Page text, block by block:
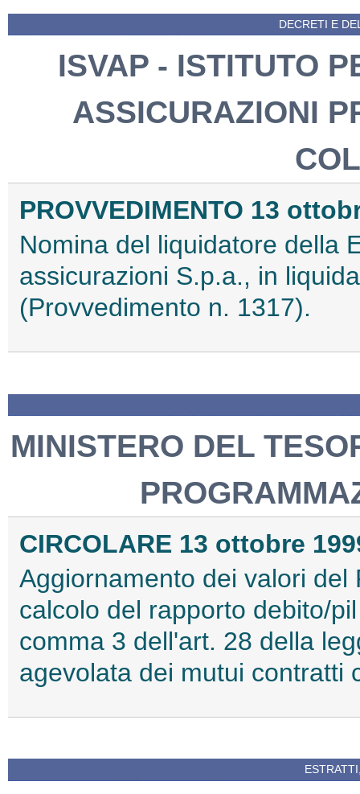
DECRETI E
ISVAP - ISTITUTO
ASSICURAZIONI
PROVVEDIMENTO 13
Nomina del liquidatore della
assicurazioni S.p.a., in
(Provvedimento n. 1317).
MINISTERO DEL
CIRCOLARE 13 ottobre
Aggiornamento dei valori
calcolo del rapporto debito/
comma 3 dell'art. 28 della
agevolata dei mutui contratti